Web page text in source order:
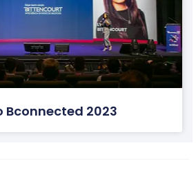
Bconnected 2023